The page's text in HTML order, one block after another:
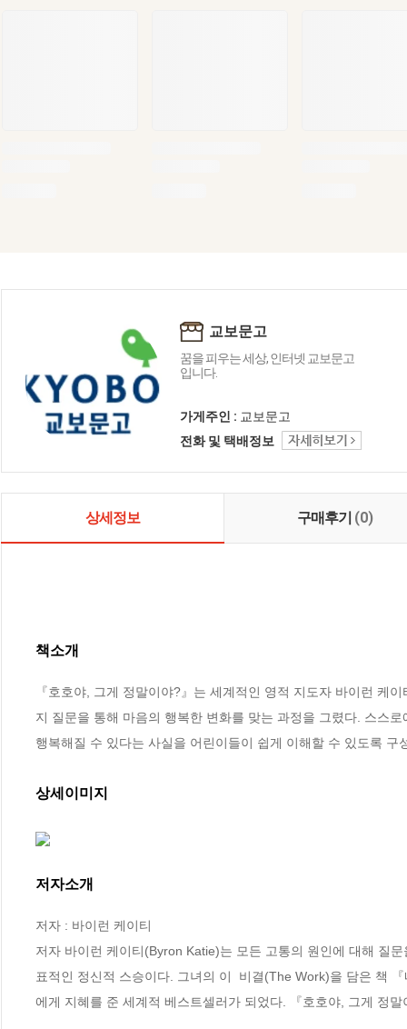
교보문고
꿈을 피우는 세상, 인터넷 교보문고
입니다.
가게주인 : 교보문고
전화 및 택배정보
상세정보 구매후기 (0)
책소개
『호호야, 그게 정말이야?』는 세계적인 영적 지도자 바이런 케
지 질문을 통해 마음의 행복한 변화를 맞는 과정을 그렸다. 스스
행복해질 수 있다는 사실을 어린이들이 쉽게 이해할 수 있도록 구
상세이미지
저자소개
저자 : 바이런 케이티
저자 바이런 케이티(Byron Katie)는 모든 고통의 원인에 대해 질
표적인 정신적 스승이다. 그녀의 이  비결(The Work)을 담은 책
에게 지혜를 준 세계적 베스트셀러가 되었다. 『호호야, 그게 정